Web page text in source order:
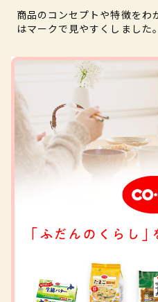
商品のコンセプトや特徴をわ
はマークで見やすくしました